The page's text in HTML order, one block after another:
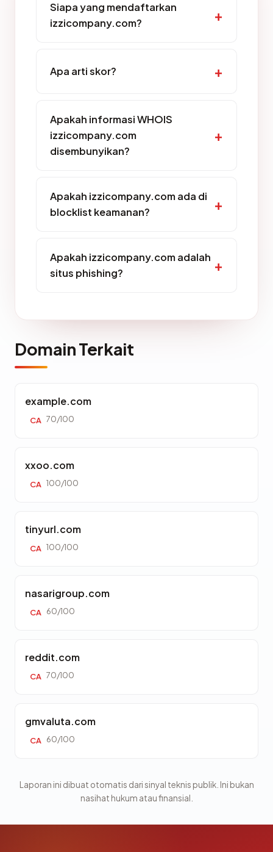
Siapa yang mendaftarkan
izzicompany.com?
Apa arti skor?
Apakah informasi WHOIS
izzicompany.com
disembunyikan?
Apakah izzicompany.com ada di
blocklist keamanan?
Apakah izzicompany.com adalah
situs phishing?
Domain Terkait
example.com
CA 70/100
xxoo.com
CA 100/100
tinyurl.com
CA 100/100
nasarigroup.com
CA 60/100
reddit.com
CA 70/100
gmvaluta.com
CA 60/100
Laporan ini dibuat otomatis dari sinyal teknis publik. Ini bukan
nasihat hukum atau finansial.